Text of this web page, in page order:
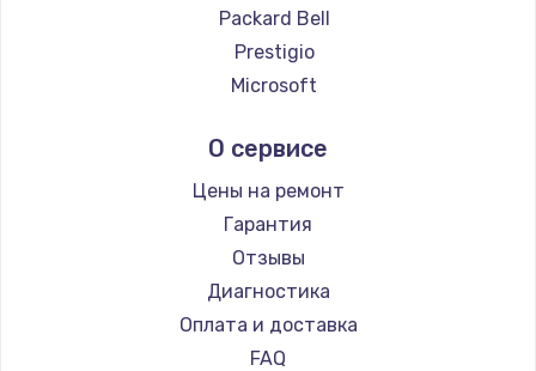
Ремонт ноутбуков Evga
Ремонт ноутбуков Google
Ремонт ноутбуков Echips
Ремонт ноутбуков Predator
Ремонт ноутбуков iru
Ремонт ноутбуков Machenike
Ремонт ноутбуков DEXP
Ремонт ноутбуков Teclast
Ремонт ноутбуков CHUWI
Ремонт ноутбуков Colorful
Packard Bell
Prestigio
Microsoft
Aquarius
Gigabyte
Aorus
Maibenben
Getac
Epson
Philips
О сервисе
Цены на ремонт
Гарантия
Отзывы
Диагностика
Оплата и доставка
FAQ